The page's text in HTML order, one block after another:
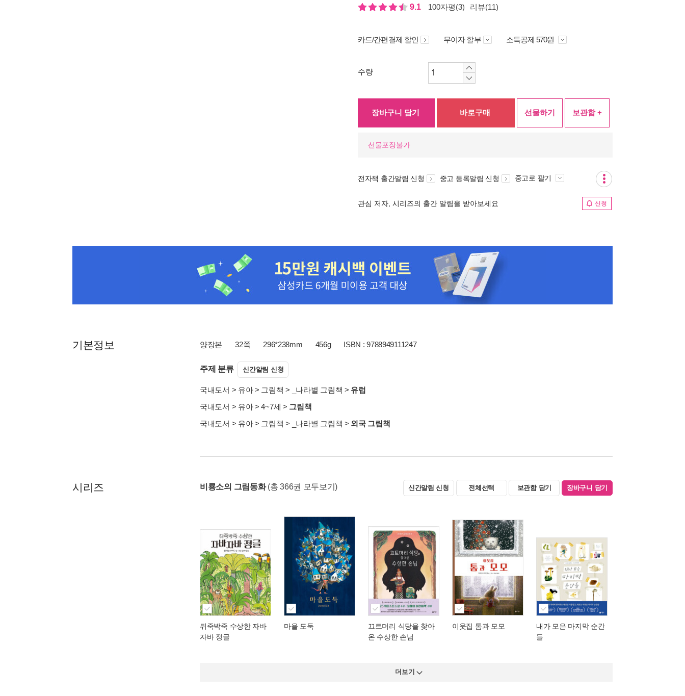
9.1 100자평(3) 리뷰(11)
카드/간편결제 할인 무이자 할부 소득공제 570원
수량
장바구니 담기 바로구매 선물하기 보관함 +
선물포장불가
전자책 출간알림 신청 중고 등록알림 신청 중고로 팔기
관심 저자, 시리즈의 출간 알림을 받아보세요 신청
기본정보 양장본 32쪽 296*238mm 456g ISBN : 9788949111247
주제 분류 신간알림 신청
국내도서 > 유아> 그림책 > _나라별 그림책 > 유럽
국내도서 > 유아>4~7세 > 그림책
국내도서 > 유아> 그림책 > _나라별 그림책 > 외국 그림책
시리즈 비룡소의 그림동화 (총 366권 모두보기) 신간알림 신청 전체선택 보관함 담기 장바구니 담기
뒤죽박죽 수상한 자바
자바 정글
마을 도둑
끄트머리 식당을 찾아
온 수상한 손님
이웃집 톰과 모모
내가 모은 마지막 순간
들
더보기